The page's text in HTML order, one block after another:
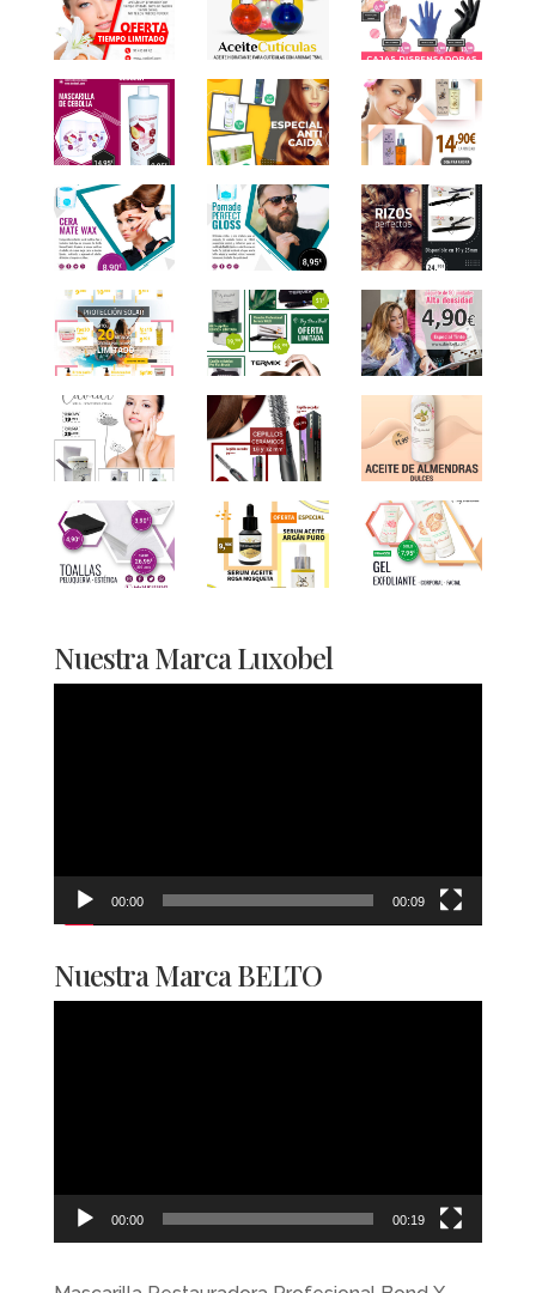
Nuestra Marca Luxobel
00:00 00:09
Nuestra Marca BELTO
00:00 00:19